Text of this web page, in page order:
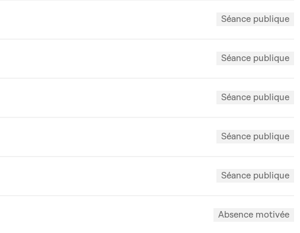
Séance publique
Séance publique
Séance publique
Séance publique
Séance publique
Absence motivée